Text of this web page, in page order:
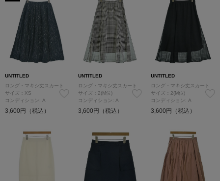
UNTITLED
ロング・マキシ丈スカート
サイズ：XS
コンディション: A
3,600円（税込）
UNTITLED
ロング・マキシ丈スカート
サイズ：2(M位)
コンディション: A
3,600円（税込）
UNTITLED
ロング・マキシ丈スカート
サイズ：2(M位)
コンディション: A
3,600円（税込）